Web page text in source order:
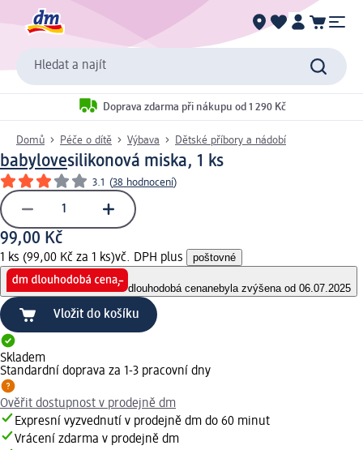
Hledat a najít
Doprava zdarma při nákupu od 1 290 Kč
Domů Péče o dítě Výbava Dětské příbory a nádobí
babylovesilikonová miska, 1 ks
3.1 (38 hodnocení)
99,00 Kč
1 ks (99,00 Kč za 1 ks)vč. DPH plus poštovné
dlouhodobá cenanebyla zvýšena od 06.07.2025
Vložit do košíku
Skladem
Standardní doprava za 1-3 pracovní dny
Ověřit dostupnost v prodejně dm
Expresní vyzvednutí v prodejně dm do 60 minut
Vrácení zdarma v prodejně dm